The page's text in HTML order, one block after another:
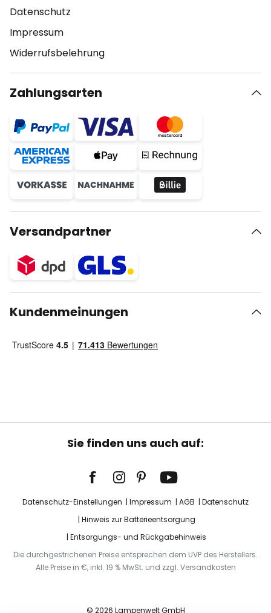
Datenschutz
Impressum
Widerrufsbelehrung
Zahlungsarten
Versandpartner
Kundenmeinungen
Sie finden uns auch auf:
Datenschutz-Einstellungen Impressum AGB
Datenschutz
Hinweis zur Batterieentsorgung
Entsorgungs- und Rückgabehinweis
Die durchgestrichenen Preise entsprechen dem UVP des Herstellers.
Alle Preise in €, inkl. 19 % MwSt. und zzgl. Versandkosten
© 2026 Lampenwelt GmbH